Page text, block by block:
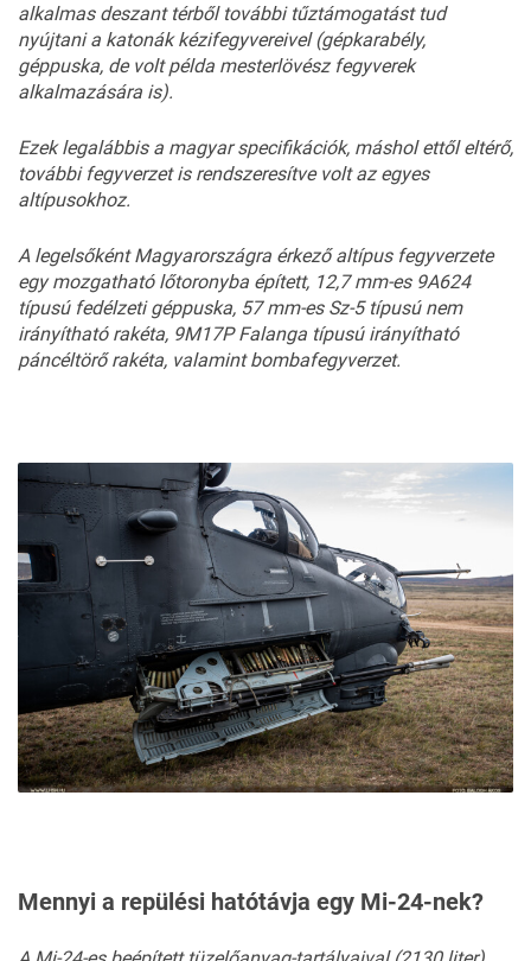
alkalmas deszant térből további tűztámogatást tud
nyújtani a katonák kézifegyvereivel (gépkarabély,
géppuska, de volt példa mesterlövész fegyverek
alkalmazására is).
Ezek legalábbis a magyar specifikációk, máshol ettől eltérő,
további fegyverzet is rendszeresítve volt az egyes
altípusokhoz.
A legelsőként Magyarországra érkező altípus fegyverzete
egy mozgatható lőtoronyba épített, 12,7 mm-es 9A624
típusú fedélzeti géppuska, 57 mm-es Sz-5 típusú nem
irányítható rakéta, 9M17P Falanga típusú irányítható
páncéltörő rakéta, valamint bombafegyverzet.
Mennyi a repülési hatótávja egy Mi-24-nek?